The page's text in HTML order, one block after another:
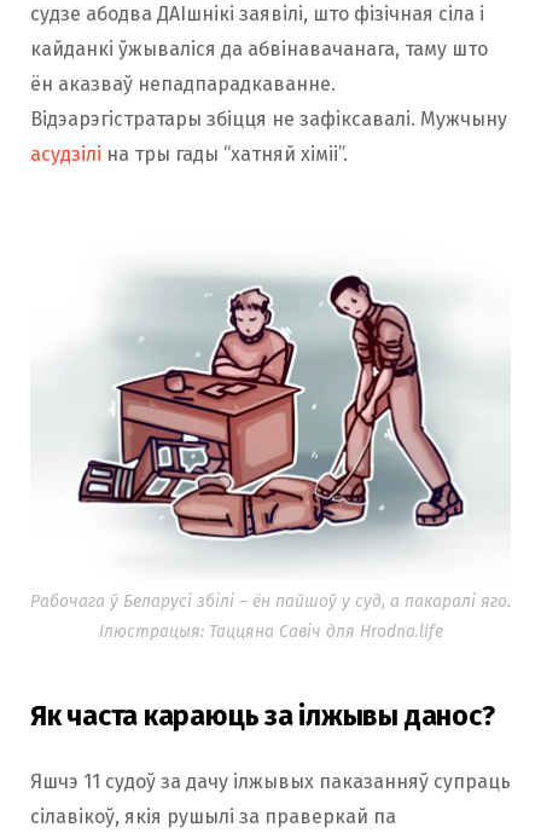
судзе абодва ДАІшнікі заявілі, што фізічная сіла і
кайданкі ўжываліся да абвінавачанага, таму што
ён аказваў непадпарадкаванне.
Відэарэгістратары збіцця не зафіксавалі. Мужчыну
асудзілі на тры гады “хатняй хіміі”.
Рабочага ў Беларусі збілі – ён пайшоў у суд, а пакаралі яго.
Ілюстрацыя: Таццяна Савіч для Hrodna.life
Як часта караюць за ілжывы данос?
Яшчэ 11 судоў за дачу ілжывых паказанняў супраць
сілавікоў, якія рушылі за праверкай па